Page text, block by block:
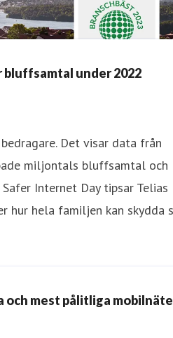
bluffsamtal under 2022
Det visar data från
miljontals bluffsamtal och
Internet Day tipsar Telias
hur hela familjen kan skydda
och mest pålitliga